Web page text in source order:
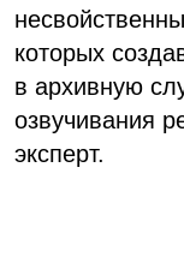
которых
в архивную
озвучивания
эксперт.